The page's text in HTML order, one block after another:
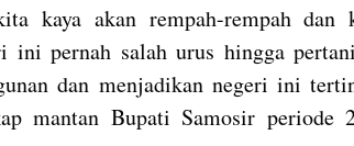
kaya akan rempah-rempah dan
ini pernah salah urus hingga
dan menjadikan negeri ini
mantan Bupati Samosir periode